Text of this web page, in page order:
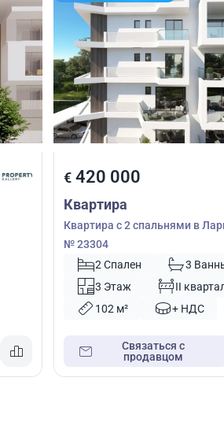
€ 420 000
Квартира
Квартира с 2 спальнями в
№ 23304
2 Спален
3
3 Этаж
II
102 м²
+ НДС
Связаться с
продавцом